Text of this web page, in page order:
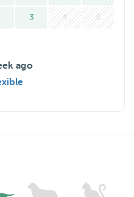
3 4 5
ago